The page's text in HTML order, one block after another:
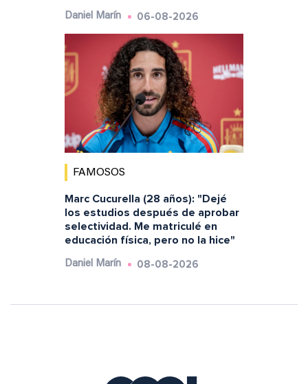
Daniel Marín 06-08-2026
FAMOSOS
Marc Cucurella (28 años): "Dejé
los estudios después de aprobar
selectividad. Me matriculé en
educación física, pero no la hice"
Daniel Marín 08-08-2026